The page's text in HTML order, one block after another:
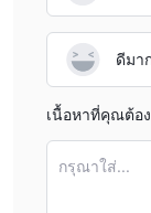
โปรดทราบว่าเลเว
เสียได้เช่นกัน ดังนั้
สเปรด & ค่
ขาย)
ดีมา
เนื้อหาที่คุณต้อ
กรุณาใส่...